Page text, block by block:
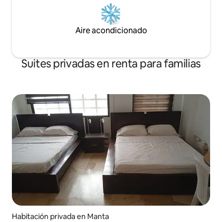
Aire acondicionado
Suites privadas en renta para familias
Habitación privada en Manta